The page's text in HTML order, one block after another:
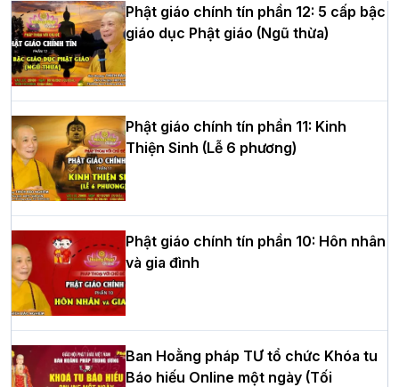
Học yêu thương trong ngày tu tập thứ
tư của Khóa sinh hoạt Phật pháp mùa
hè tại chùa Bằng
HT.Thích Thọ Lạc được suy cử làm tân
Trưởng BTS GHPGVN tỉnh Nghệ An
Hòa thượng Thích Quảng Tùng tái đắc
cử Trưởng BTS GHPGVN thành phố Hải
Phòng nhiệm kỳ 2026 – 2031
Phật giáo chính tín phần 12: 5 cấp bậc
giáo dục Phật giáo (Ngũ thừa)
Phật giáo chính tín phần 11: Kinh
Thiện Sinh (Lễ 6 phương)
Phật giáo chính tín phần 10: Hôn nhân
và gia đình
Ban Hoằng pháp TƯ tổ chức Khóa tu
Báo hiếu Online một ngày (Tối